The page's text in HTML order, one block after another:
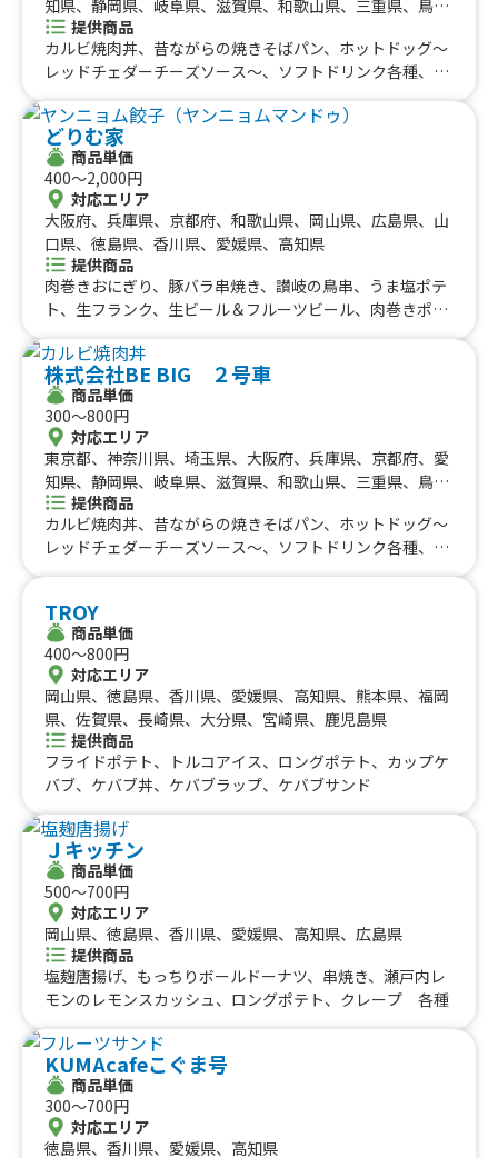
知県、静岡県、岐阜県、滋賀県、和歌山県、三重県、鳥取
県、島根県、岡山県、広島県、徳島県、香川県、愛媛県、
高知県
提供商品
カルビ焼肉丼、昔ながらの焼きそばパン、ホットドッグ〜
レッドチェダーチーズソース〜、ソフトドリンク各種、フ
ルコール類、昔ながらの屋台ラーメン、スパイシーカレ
ー、炙りロース串、じゃんぼ焼き鳥、大盛り焼きそば、炙
りハーブフランク、みたらし団子、肉巻きおにぎり、にん
にく醤油から揚げ、霜降り牛串、大阪名物 揚げたこ焼
き、ロングポテト
どりむ家
商品単価
400〜2,000円
対応エリア
大阪府、兵庫県、京都府、和歌山県、岡山県、広島県、山
口県、徳島県、香川県、愛媛県、高知県
提供商品
肉巻きおにぎり、豚バラ串焼き、讃岐の鳥串、うま塩ポテ
ト、生フランク、生ビール＆フルーツビール、肉巻きポテ
ンクポテトセット、国産ホタテ串焼き、カレーうどん、ビ
ッグフランク、まるごと果肉ジュース（マンゴー・パイナ
ップル）、まるごとパイナップルジュース、瀬戸内海の塩
から揚げ、超最強全部セット、韓国餃子（マンドゥ）３個
入り、韓国餃子 ポテトセット、とんから、焼きそば・焼
うどんなど、さぬきオリーブ牛のメンチカツ、さぬきオリ
ーブ豚のコロッケ、イカ串、ヤンニョムチキン、ヤンニョ
ム餃子（ヤンニョムマンドゥ）、チキンフランク、豚もつ
煮込み、クラムチャウダー、チキンクリームシチュー、お
株式会社BE BIG ２号車
商品単価
300〜800円
対応エリア
東京都、神奈川県、埼玉県、大阪府、兵庫県、京都府、愛
知県、静岡県、岐阜県、滋賀県、和歌山県、三重県、鳥取
県、島根県、岡山県、広島県、徳島県、香川県、愛媛県、
高知県
提供商品
カルビ焼肉丼、昔ながらの焼きそばパン、ホットドッグ〜
レッドチェダーチーズソース〜、ソフトドリンク各種、フ
ー、炙りロース串、じゃんぼ焼き鳥、大盛り焼きそば、炙
りハーブフランク、みたらし団子、肉巻きおにぎり、にん
にく醤油から揚げ、霜降り牛串、大阪名物 揚げたこ焼
き、ロングポテト
TROY
商品単価
400〜800円
対応エリア
岡山県、徳島県、香川県、愛媛県、高知県、熊本県、福岡
県、佐賀県、長崎県、大分県、宮崎県、鹿児島県
提供商品
フライドポテト、トルコアイス、ロングポテト、カップケ
バブ、ケバブ丼、ケバブラップ、ケバブサンド
Ｊキッチン
商品単価
500〜700円
対応エリア
岡山県、徳島県、香川県、愛媛県、高知県、広島県
提供商品
塩麹唐揚げ、もっちりボールドーナツ、串焼き、瀬戸内レ
モンのレモンスカッシュ、ロングポテト、クレープ 各種
KUMAcafeこぐま号
商品単価
300〜700円
対応エリア
徳島県、香川県、愛媛県、高知県